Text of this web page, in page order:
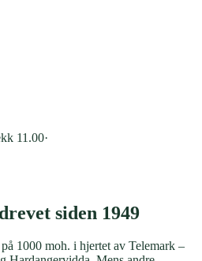
11.00·
drevet siden 1949
1000 moh. i hjertet av Telemark –